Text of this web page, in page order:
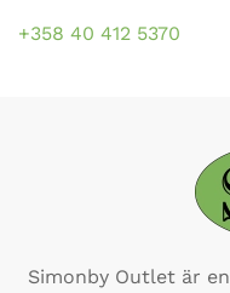
+358 40 412 5370
Simonby Outlet är